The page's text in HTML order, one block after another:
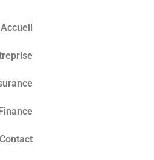
Accueil
Contact